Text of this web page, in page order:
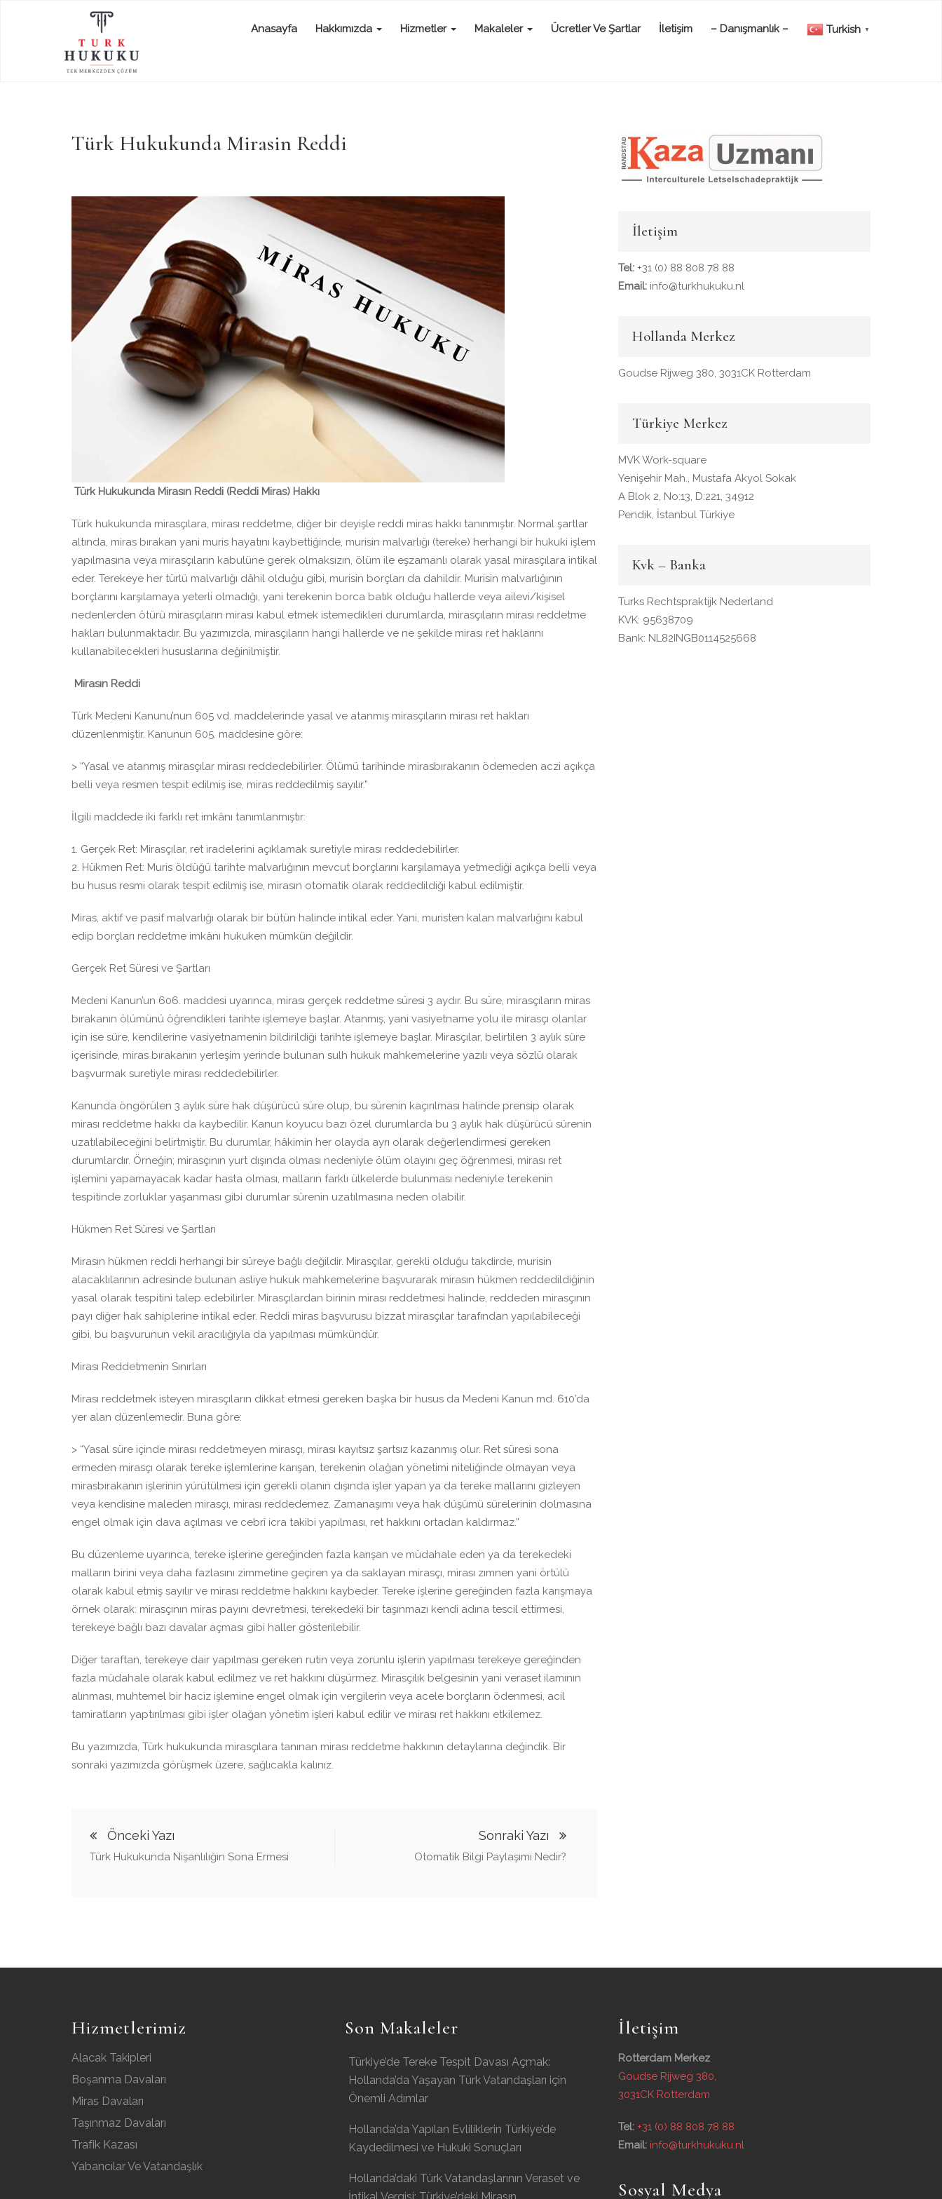
Anasayfa Hakkımızda Hizmetler Makaleler Ücretler Ve Şartlar İletişim – Danışmanlık – Turkish ▼
Türk Hukukunda Mirasin Reddi
Türk Hukukunda Mirasın Reddi (Reddi Miras) Hakkı
Türk hukukunda mirasçılara, mirası reddetme, diğer bir deyişle reddi miras hakkı tanınmıştır. Normal şartlar
altında, miras bırakan yani muris hayatını kaybettiğinde, murisin malvarlığı (tereke) herhangi bir hukuki işlem
yapılmasına veya mirasçıların kabulüne gerek olmaksızın, ölüm ile eşzamanlı olarak yasal mirasçılara intikal
eder. Terekeye her türlü malvarlığı dâhil olduğu gibi, murisin borçları da dahildir. Murisin malvarlığının
borçlarını karşılamaya yeterli olmadığı, yani terekenin borca batık olduğu hallerde veya ailevi/kişisel
nedenlerden ötürü mirasçıların mirası kabul etmek istemedikleri durumlarda, mirasçıların mirası reddetme
hakları bulunmaktadır. Bu yazımızda, mirasçıların hangi hallerde ve ne şekilde mirası ret haklarını
kullanabilecekleri hususlarına değinilmiştir.
Mirasın Reddi
Türk Medeni Kanunu’nun 605 vd. maddelerinde yasal ve atanmış mirasçıların mirası ret hakları
düzenlenmiştir. Kanunun 605. maddesine göre:
> “Yasal ve atanmış mirasçılar mirası reddedebilirler. Ölümü tarihinde mirasbırakanın ödemeden aczi açıkça
belli veya resmen tespit edilmiş ise, miras reddedilmiş sayılır.”
İlgili maddede iki farklı ret imkânı tanımlanmıştır:
1. Gerçek Ret: Mirasçılar, ret iradelerini açıklamak suretiyle mirası reddedebilirler.
2. Hükmen Ret: Muris öldüğü tarihte malvarlığının mevcut borçlarını karşılamaya yetmediği açıkça belli veya
bu husus resmi olarak tespit edilmiş ise, mirasın otomatik olarak reddedildiği kabul edilmiştir.
Miras, aktif ve pasif malvarlığı olarak bir bütün halinde intikal eder. Yani, muristen kalan malvarlığını kabul
edip borçları reddetme imkânı hukuken mümkün değildir.
Gerçek Ret Süresi ve Şartları
Medeni Kanun’un 606. maddesi uyarınca, mirası gerçek reddetme süresi 3 aydır. Bu süre, mirasçıların miras
bırakanın ölümünü öğrendikleri tarihte işlemeye başlar. Atanmış, yani vasiyetname yolu ile mirasçı olanlar
için ise süre, kendilerine vasiyetnamenin bildirildiği tarihte işlemeye başlar. Mirasçılar, belirtilen 3 aylık süre
içerisinde, miras bırakanın yerleşim yerinde bulunan sulh hukuk mahkemelerine yazılı veya sözlü olarak
başvurmak suretiyle mirası reddedebilirler.
Kanunda öngörülen 3 aylık süre hak düşürücü süre olup, bu sürenin kaçırılması halinde prensip olarak
mirası reddetme hakkı da kaybedilir. Kanun koyucu bazı özel durumlarda bu 3 aylık hak düşürücü sürenin
uzatılabileceğini belirtmiştir. Bu durumlar, hâkimin her olayda ayrı olarak değerlendirmesi gereken
durumlardır. Örneğin; mirasçının yurt dışında olması nedeniyle ölüm olayını geç öğrenmesi, mirası ret
işlemini yapamayacak kadar hasta olması, malların farklı ülkelerde bulunması nedeniyle terekenin
tespitinde zorluklar yaşanması gibi durumlar sürenin uzatılmasına neden olabilir.
Hükmen Ret Süresi ve Şartları
Mirasın hükmen reddi herhangi bir süreye bağlı değildir. Mirasçılar, gerekli olduğu takdirde, murisin
alacaklılarının adresinde bulunan asliye hukuk mahkemelerine başvurarak mirasın hükmen reddedildiğinin
yasal olarak tespitini talep edebilirler. Mirasçılardan birinin mirası reddetmesi halinde, reddeden mirasçının
payı diğer hak sahiplerine intikal eder. Reddi miras başvurusu bizzat mirasçılar tarafından yapılabileceği
gibi, bu başvurunun vekil aracılığıyla da yapılması mümkündür.
Mirası Reddetmenin Sınırları
Mirası reddetmek isteyen mirasçıların dikkat etmesi gereken başka bir husus da Medeni Kanun md. 610’da
yer alan düzenlemedir. Buna göre:
> “Yasal süre içinde mirası reddetmeyen mirasçı, mirası kayıtsız şartsız kazanmış olur. Ret süresi sona
ermeden mirasçı olarak tereke işlemlerine karışan, terekenin olağan yönetimi niteliğinde olmayan veya
mirasbırakanın işlerinin yürütülmesi için gerekli olanın dışında işler yapan ya da tereke mallarını gizleyen
veya kendisine maleden mirasçı, mirası reddedemez. Zamanaşımı veya hak düşümü sürelerinin dolmasına
engel olmak için dava açılması ve cebrî icra takibi yapılması, ret hakkını ortadan kaldırmaz.”
Bu düzenleme uyarınca, tereke işlerine gereğinden fazla karışan ve müdahale eden ya da terekedeki
malların birini veya daha fazlasını zimmetine geçiren ya da saklayan mirasçı, mirası zımnen yani örtülü
olarak kabul etmiş sayılır ve mirası reddetme hakkını kaybeder. Tereke işlerine gereğinden fazla karışmaya
örnek olarak: mirasçının miras payını devretmesi, terekedeki bir taşınmazı kendi adına tescil ettirmesi,
terekeye bağlı bazı davalar açması gibi haller gösterilebilir.
Diğer taraftan, terekeye dair yapılması gereken rutin veya zorunlu işlerin yapılması terekeye gereğinden
fazla müdahale olarak kabul edilmez ve ret hakkını düşürmez. Mirasçılık belgesinin yani veraset ilamının
alınması, muhtemel bir haciz işlemine engel olmak için vergilerin veya acele borçların ödenmesi, acil
tamiratların yaptırılması gibi işler olağan yönetim işleri kabul edilir ve mirası ret hakkını etkilemez.
Bu yazımızda, Türk hukukunda mirasçılara tanınan mirası reddetme hakkının detaylarına değindik. Bir
sonraki yazımızda görüşmek üzere, sağlıcakla kalınız.
Önceki Yazı
Türk Hukukunda Nişanlılığın Sona Ermesi
Sonraki Yazı
Otomatik Bilgi Paylaşımı Nedir?
İletişim
Tel: +31 (0) 88 808 78 88
Email: info@turkhukuku.nl
Hollanda Merkez
Goudse Rijweg 380, 3031CK Rotterdam
Türkiye Merkez
MVK Work-square
Yenişehir Mah., Mustafa Akyol Sokak
A Blok 2, No:13, D:221, 34912
Pendik, İstanbul Türkiye
Kvk – Banka
Turks Rechtspraktijk Nederland
KVK: 95638709
Bank: NL82INGB0114525668
Hizmetlerimiz
Alacak Takipleri
Boşanma Davaları
Miras Davaları
Taşınmaz Davaları
Trafik Kazası
Yabancılar Ve Vatandaşlık
Son Makaleler
Türkiye’de Tereke Tespit Davası Açmak:
Hollanda’da Yaşayan Türk Vatandaşları için
Önemli Adımlar
Hollanda’da Yapılan Evliliklerin Türkiye’de
Kaydedilmesi ve Hukuki Sonuçları
Hollanda’daki Türk Vatandaşlarının Veraset ve
İletişim
Rotterdam Merkez
Goudse Rijweg 380,
3031CK Rotterdam
Tel: +31 (0) 88 808 78 88
Email: info@turkhukuku.nl
Sosyal Medya